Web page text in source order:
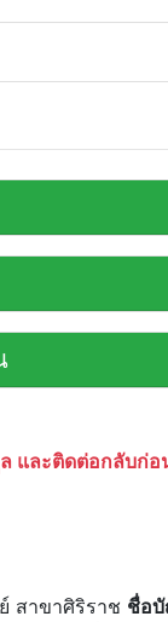
และติดต่อกลับก่อ
สาขาศิริราช ชื่อ